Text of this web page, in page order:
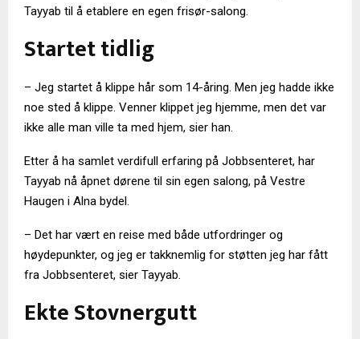
Tayyab til å etablere en egen frisør-salong.
Startet tidlig
– Jeg startet å klippe hår som 14-åring. Men jeg hadde ikke
noe sted å klippe. Venner klippet jeg hjemme, men det var
ikke alle man ville ta med hjem, sier han.
Etter å ha samlet verdifull erfaring på Jobbsenteret, har
Tayyab nå åpnet dørene til sin egen salong, på Vestre
Haugen i Alna bydel.
– Det har vært en reise med både utfordringer og
høydepunkter, og jeg er takknemlig for støtten jeg har fått
fra Jobbsenteret, sier Tayyab.
Ekte Stovnergutt